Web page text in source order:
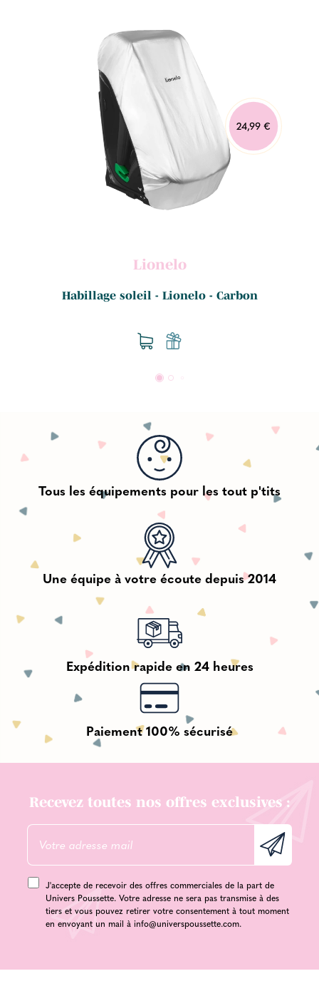
24,99 €
Lionelo
Habillage soleil - Lionelo - Carbon
Tous les équipements pour les tout p'tits
Une équipe à votre écoute depuis 2014
Expédition rapide en 24 heures
Paiement 100% sécurisé
Recevez toutes nos offres exclusives :
J'accepte de recevoir des offres commerciales de la part de
Univers Poussette. Votre adresse ne sera pas transmise à des
tiers et vous pouvez retirer votre consentement à tout moment
en envoyant un mail à info@universpoussette.com.